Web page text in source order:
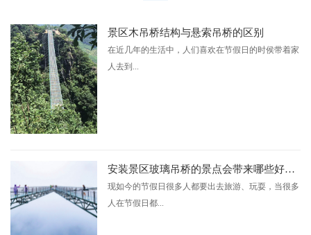
景区木吊桥结构与悬索吊桥的区别
在近几年的生活中，人们喜欢在节假日的时侯带着家
人去到...
安装景区玻璃吊桥的景点会带来哪些好处？
现如今的节假日很多人都要出去旅游、玩耍，当很多
人在节假日都...